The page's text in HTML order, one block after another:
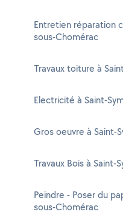
Entretien réparation
sous-Chomérac
Travaux toiture à
Electricité à Saint-
Gros oeuvre à Saint-
Travaux Bois à Saint-
Peindre - Poser du
sous-Chomérac